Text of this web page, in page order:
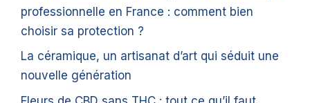
professionnelle en France : comment bien
choisir sa protection ?
La céramique, un artisanat d’art qui séduit une
nouvelle génération